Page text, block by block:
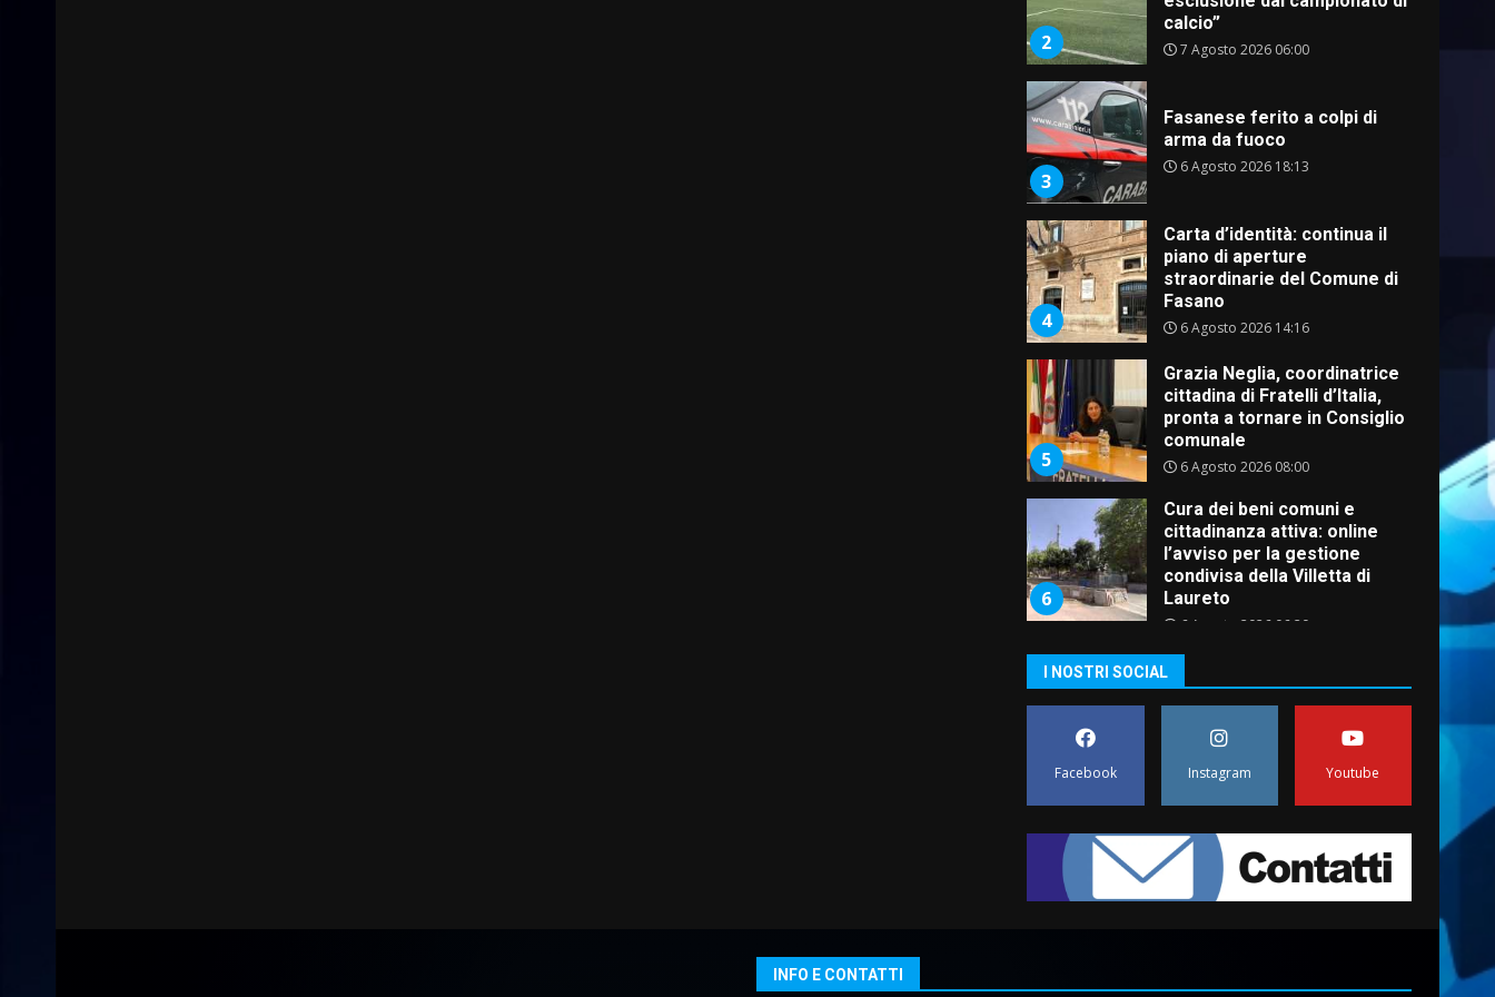
2
calcio”
7 Agosto 2026 06:00
3
Fasanese ferito a colpi di
arma da fuoco
6 Agosto 2026 18:13
4
Carta d’identità: continua il
piano di aperture
straordinarie del Comune di
Fasano
6 Agosto 2026 14:16
5
Grazia Neglia, coordinatrice
cittadina di Fratelli d’Italia,
pronta a tornare in Consiglio
comunale
6 Agosto 2026 08:00
6
Cura dei beni comuni e
cittadinanza attiva: online
l’avviso per la gestione
condivisa della Villetta di
Laureto
6 Agosto 2026 06:20
prima assoluta de “L’Albergo
Belvedere. Il rapimento”
6 Agosto 2026 06:15
appuntamento con “Fasano in
Banda”
7 Agosto 2026 06:05
I NOSTRI SOCIAL
Facebook Instagram Youtube
INFO E CONTATTI